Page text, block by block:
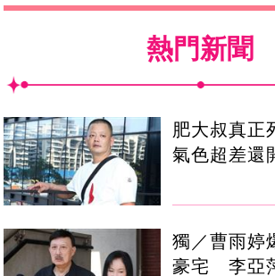
熱門新聞
肥大叔真正
氣色超差還
獨／曹雨婷
豪宅 李亞